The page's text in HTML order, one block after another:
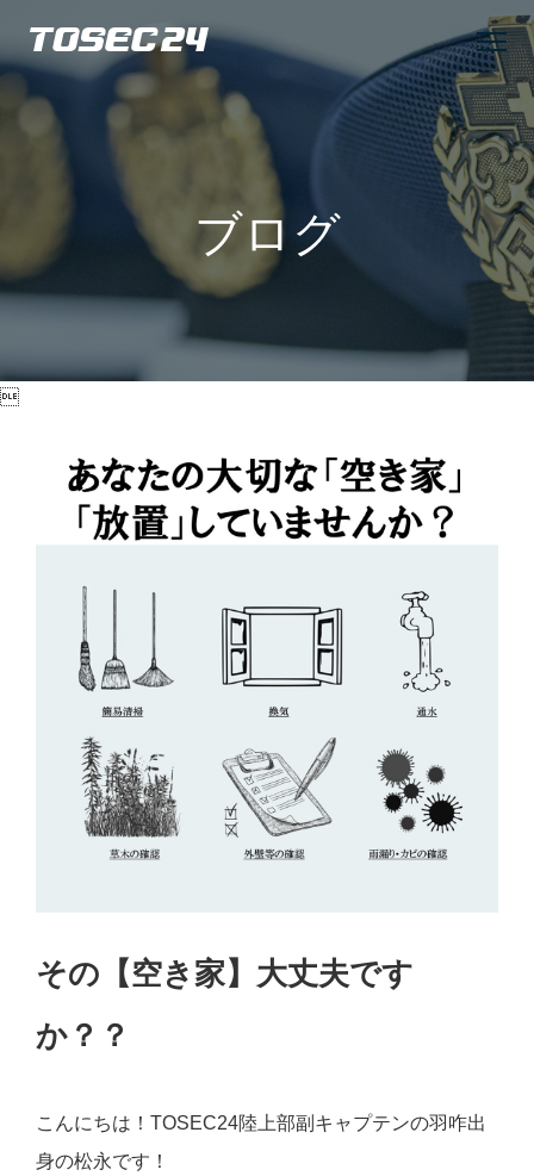
TOSEC24
ブログ

その【空き家】大丈夫です
か？？
こんにちは！ TOSEC24陸上部副キャプテンの羽咋出
身の松永です！